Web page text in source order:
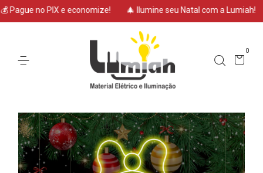
no PIX e economize! 🎄 Ilumine seu Natal com a Lumiah!
0